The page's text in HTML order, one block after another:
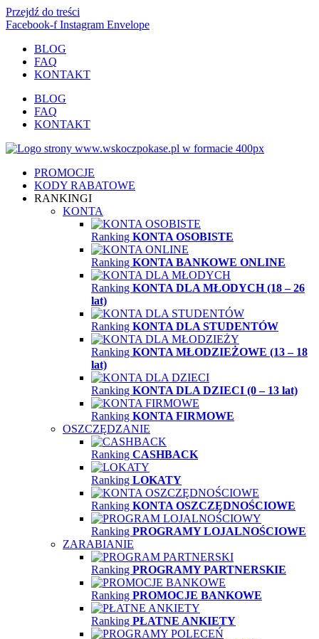
Przejdź do treści
Facebook-f Instagram Envelope
BLOG
FAQ
KONTAKT
BLOG
FAQ
KONTAKT
PROMOCJE
KODY RABATOWE
RANKINGI
KONTA
Ranking KONTA OSOBISTE
Ranking KONTA BANKOWE ONLINE
Ranking KONTA DLA MŁODYCH (18 – 26
lat)
Ranking KONTA DLA STUDENTÓW
Ranking KONTA MŁODZIEŻOWE (13 – 18
lat)
Ranking KONTA DLA DZIECI (0 – 13 lat)
Ranking KONTA FIRMOWE
OSZCZĘDZANIE
Ranking CASHBACK
Ranking LOKATY
Ranking KONTA OSZCZĘDNOŚCIOWE
Ranking PROGRAMY LOJALNOŚCIOWE
ZARABIANIE
Ranking PROGRAMY PARTNERSKIE
Ranking PROMOCJE BANKOWE
Ranking PŁATNE ANKIETY